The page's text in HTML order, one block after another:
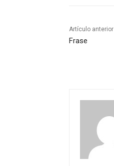
Artículo anterior
Frase